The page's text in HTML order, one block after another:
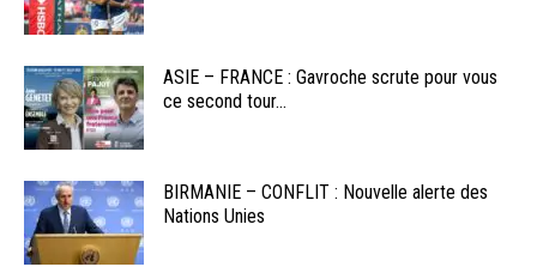
ASIE – FRANCE : Gavroche scrute pour vous
ce second tour...
BIRMANIE – CONFLIT : Nouvelle alerte des
Nations Unies